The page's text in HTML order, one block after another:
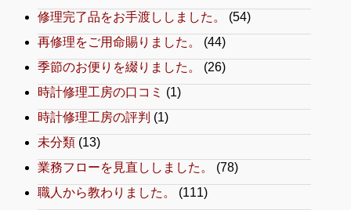
修理完了品をお手渡ししました。
(54)
再修理をご用命賜りました。
(44)
季節のお便りを綴りました。
(26)
時計修理工房の口コミ (1)
時計修理工房の評判 (1)
未分類 (13)
業務フローを見直ししました。
(78)
職人から教わりました。
(111)